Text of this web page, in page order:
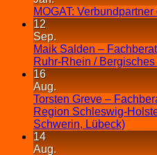
MOGAT:
12
Sep.
Maik Salden –
Ruhr-Rhein / Bergisches
16
Aug.
Torsten Greve –
Region Schleswig-
Schwerin, Lübeck)
14
Aug.